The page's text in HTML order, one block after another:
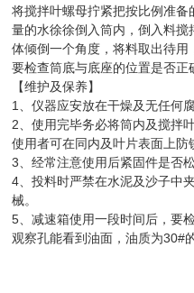
将搅拌叶螺母拧紧把按比例准
量的水徐徐倒入筒内，倒入料
体倾倒一个角度，将料取出待
要检查筒底与底座的位置是否正
【维护及保养】
1、仪器应安放在干燥及无任何
2、使用完毕务必将筒内及搅拌
使用者可在同内及叶片表面上防
3、经常注意使用后紧固件是否
4、投料时严禁在水泥及沙子中
械。
5、减速箱使用一段时间后，要
观察孔能看到油面，油质为30#